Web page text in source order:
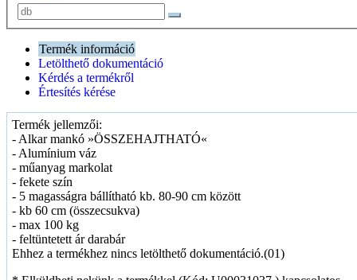
Termék információ
Letölthető dokumentáció
Kérdés a termékről
Értesítés kérése
Termék jellemzői:
- Alkar mankó »ÖSSZEHAJTHATÓ«
- Alumínium váz
- műanyag markolat
- fekete szín
- 5 magasságra bállítható kb. 80-90 cm között
- kb 60 cm (összecsukva)
- max 100 kg
- feltüntetett ár darabár
Ehhez a termékhez nincs letölthető dokumentáció.(01)